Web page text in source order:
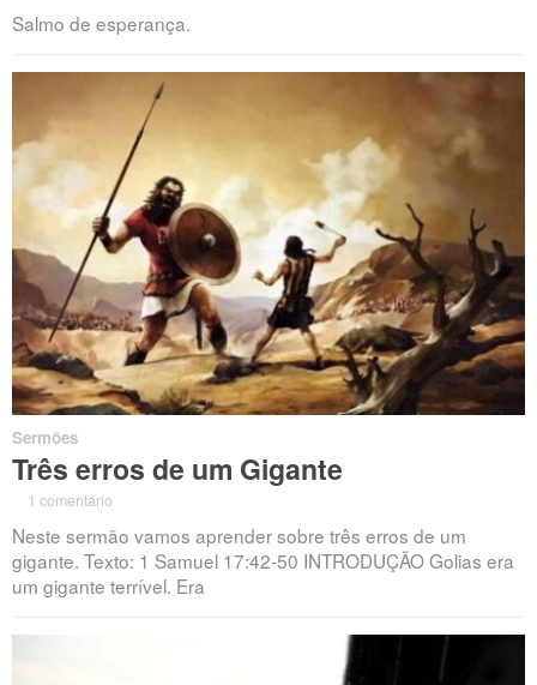
Salmo de esperança.
Sermões
Três erros de um Gigante
1 comentário
Neste sermão vamos aprender sobre três erros de um
gigante. Texto: 1 Samuel 17:42-50 INTRODUÇÃO Golias era
um gigante terrível. Era